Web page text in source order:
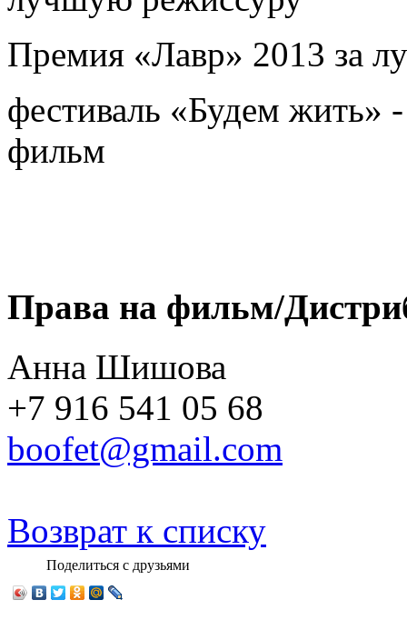
Премия «Лавр» 2013 за
фестиваль «Будем жить»
фильм
Права на фильм/
Анна Шишова
+7 916 541 05 68
boofet@gmail.com
Возврат к списку
Поделиться с друзьями